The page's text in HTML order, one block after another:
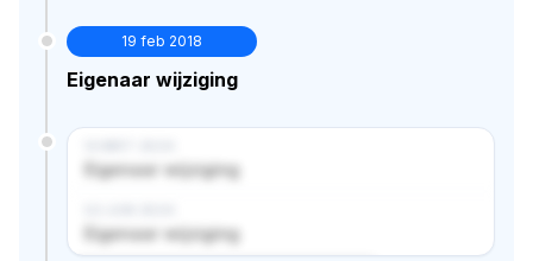
19 feb 2018
Eigenaar wijziging
Eigenaar wijziging
Eigenaar wijziging